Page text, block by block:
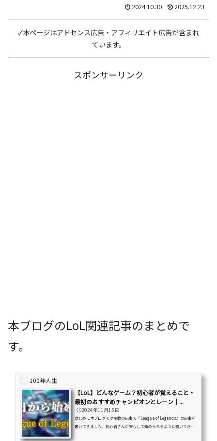
2024.10.30 2025.12.23
✓本ページはアドセンス広告・アフィリエイト広告が含まれ
ています。
スポンサーリンク
本ブログのLoL関連記事のまとめで
す。
100年人生
【LoL】どんなゲーム？初心者が覚えること・
最初のおすすめチャンピオンとレーン｜...
🕒️2024年11月15日
はじめに本ブログでは複数の記事で『League of Legends』の記事を
書いてきました。初心者さんが安心して始められるようと書いてきま